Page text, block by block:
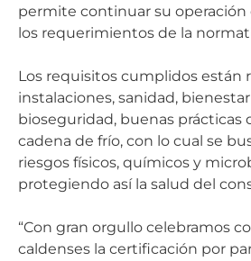
permite continuar su
los requerimientos de la
Los requisitos cumplidos están
instalaciones, sanidad,
bioseguridad, buenas prácticas
cadena de frío, con lo cual se
riesgos físicos, químicos y
protegiendo así la salud del
“Con gran orgullo celebramos
caldenses la certificación por